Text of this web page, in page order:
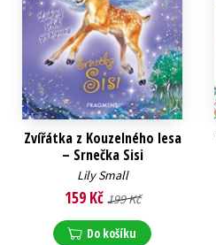
Zvířátka z Kouzelného lesa
– Srnečka Sisi
Lily Small
159 Kč 199 Kč
Do košíku